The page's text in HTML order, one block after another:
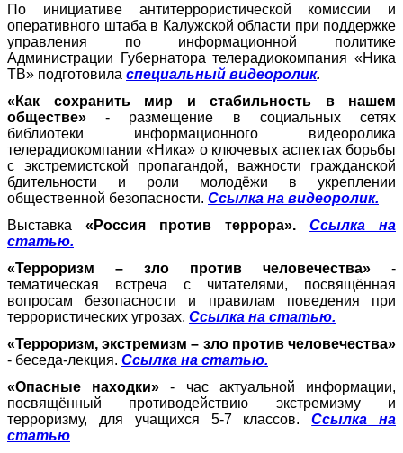
По инициативе антитеррористической комиссии и
оперативного штаба в Калужской области при поддержке
управления по информационной политике
Администрации Губернатора телерадиокомпания «Ника
ТВ» подготовила специальный видеоролик.
«Как сохранить мир и стабильность в нашем
обществе» - размещение в социальных сетях
библиотеки информационного видеоролика
телерадиокомпании «Ника» о ключевых аспектах борьбы
с экстремистской пропагандой, важности гражданской
бдительности и роли молодёжи в укреплении
общественной безопасности. Ссылка на видеоролик.
Выставка «Россия против террора». Ссылка на
статью.
«Терроризм – зло против человечества» -
тематическая встреча с читателями, посвящённая
вопросам безопасности и правилам поведения при
террористических угрозах. Ссылка на статью.
«Терроризм, экстремизм – зло против человечества»
- беседа-лекция. Ссылка на статью.
«Опасные находки» - час актуальной информации,
посвящённый противодействию экстремизму и
терроризму, для учащихся 5-7 классов.Ссылка на
статью